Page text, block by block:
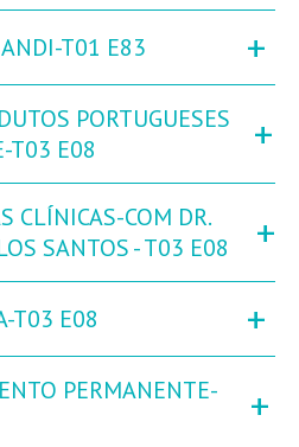
T01 E83 +
PORTUGUESES
T03 E08
+
CLÍNICAS-COM DR.
SANTOS - T03 E08
+
T03 E08 +
PERMANENTE-
+